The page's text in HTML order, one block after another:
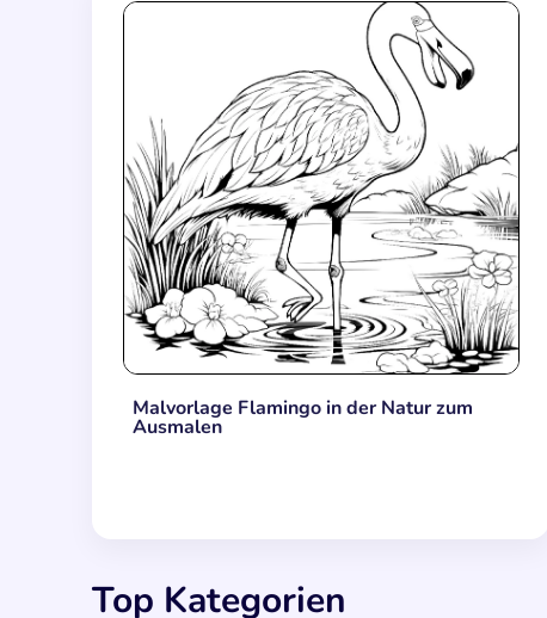
Malvorlage Flamingo in der Natur zum
Ausmalen
Top Kategorien